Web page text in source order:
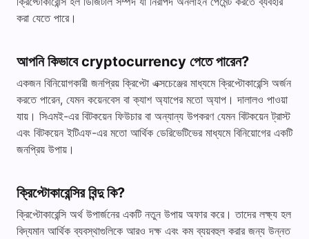
করা যেতে পারে।
আপনি কিভাবে cryptocurrency পেতে পারেন?
একজন বিনিয়োগকারী জনপ্রিয় ক্রিপ্টো এক্সচেঞ্জের মাধ্যমে ক্রিপ্টোকারেন্সি অর্জন
করতে পারেন, যেমন কয়েনবেস বা ক্যাশ অ্যাপের মতো অ্যাপ। দালালও পাওয়া
যায়। সিএমই-এর বিটকয়েন ফিউচার বা অন্যান্য উপকরণ যেমন বিটকয়েন ট্রাস্ট
এবং বিটকয়েন ইটিএফ-এর মতো আর্থিক ডেরিভেটিভের মাধ্যমে বিনিয়োগের একটি
জনপ্রিয় উপায়।
ক্রিপ্টোকারেন্সির বিন্দু কি?
ক্রিপ্টোকারেন্সি অর্থ উপার্জনের একটি নতুন উপায় অফার করে। তাদের লক্ষ্য হল
বিদ্যমান আর্থিক ব্যবস্থাগুলিকে আরও দক্ষ এবং কম ব্যয়বহুল করার জন্য উন্নত